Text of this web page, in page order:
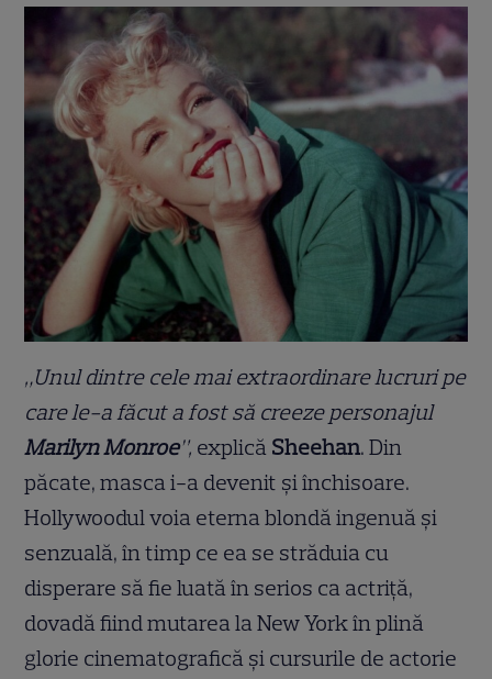
„Unul dintre cele mai extraordinare lucruri pe
care le-a făcut a fost să creeze personajul
Marilyn Monroe”, explică Sheehan. Din
păcate, masca i-a devenit și închisoare.
Hollywoodul voia eterna blondă ingenuă și
senzuală, în timp ce ea se străduia cu
disperare să fie luată în serios ca actriță,
dovadă fiind mutarea la New York în plină
glorie cinematografică și cursurile de actorie